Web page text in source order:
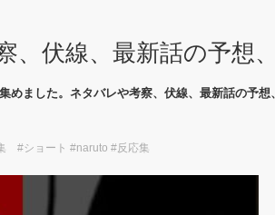
伏線、最新話の予想
ました。ネタバレや考察、伏線、最新話の予想
#ショート #naruto #反応集